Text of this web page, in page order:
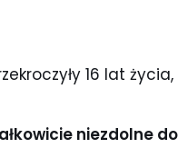
16 lat
niezdolne